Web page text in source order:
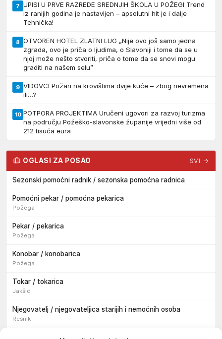
7 UPISI U PRVE RAZREDE SREDNJIH ŠKOLA U POŽEGI Trend
iz ranijih godina je nastavljen – apsolutni hit je i dalje
Tehnička!
8 OTVOREN HOTEL ZLATNI LUG „Nije ovo još samo jedna
zgrada, ovo je priča o ljudima, o Slavoniji i tome da se u
njoj može nešto stvoriti, priča o tome da se snovi mogu
graditi na našem selu”
9 VIDOVCI Požari na krovištima dvije kuće – zbog nevremena
ili…?
10 POTPORA PROJEKTIMA Uručeni ugovori za razvoj turizma
na području Požeško-slavonske županije vrijedni više od
212 tisuća eura
OGLASI ZA POSAO SVI →
Sezonski pomoćni radnik / sezonska pomoćna radnica
Pomoćni pekar / pomoćna pekarica
Požega
Pekar / pekarica
Požega
Konobar / konobarica
Požega
Tokar / tokarica
Jakšić
Njegovatelj / njegovateljica starijih i nemoćnih osoba
Resnik
Konobar / konobarica